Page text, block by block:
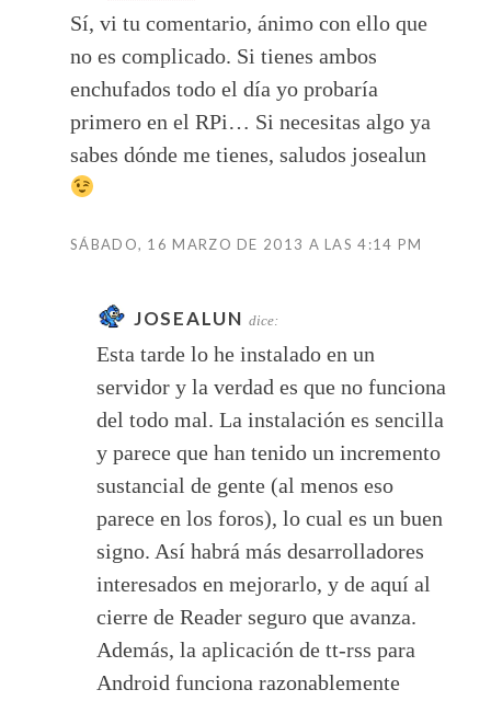
Sí, vi tu comentario, ánimo con ello que
no es complicado. Si tienes ambos
enchufados todo el día yo probaría
primero en el RPi… Si necesitas algo ya
sabes dónde me tienes, saludos josealun
SÁBADO, 16 MARZO DE 2013 A LAS 4:14 PM
JOSEALUN dice:
Esta tarde lo he instalado en un
servidor y la verdad es que no funciona
del todo mal. La instalación es sencilla
y parece que han tenido un incremento
sustancial de gente (al menos eso
parece en los foros), lo cual es un buen
signo. Así habrá más desarrolladores
interesados en mejorarlo, y de aquí al
cierre de Reader seguro que avanza.
Además, la aplicación de tt-rss para
Android funciona razonablemente